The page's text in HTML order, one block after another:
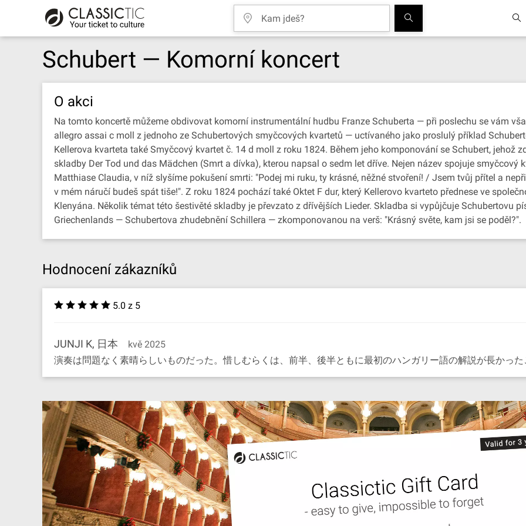
Schubert — Komorní koncert
O akci
Na tomto koncertě můžeme obdivovat komorní instrumentální hudbu Franze Schuberta — při poslechu se vám
allegro assai c moll z jednoho ze Schubertových smyčcových kvartetů — uctívaného jako proslulý příklad
Kellerova kvarteta také Smyčcový kvartet č. 14 d moll z roku 1824. Během jeho komponování se Schubert, jehož
skladby Der Tod und das Mädchen (Smrt a dívka), kterou napsal o sedm let dříve. Nejen název spojuje smyčcový
Matthiase Claudia, v níž slyšíme pokušení smrti: "Podej mi ruku, ty krásné, něžné stvoření! / Jsem tvůj přítel a
v mém náručí budeš spát tiše!". Z roku 1824 pochází také Oktet F dur, který Kellerovo kvarteto přednese ve
Klenyána. Několik témat této šestivěté skladby je převzato z dřívějších Lieder. Skladba si vypůjčuje Schubertovu
Griechenlands — Schubertova zhudebnění Schillera — zkomponovanou na verš: "Krásný světe, kam jsi se poděl?".
Hodnocení zákazníků
5.0 z 5
JUNJI K, 日本
kvě 2025
演奏は問題なく素晴らしいものだった。惜しむらくは、前半、後半ともに最初のハンガリー語の解説が長かった